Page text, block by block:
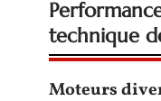
technique
Moteurs